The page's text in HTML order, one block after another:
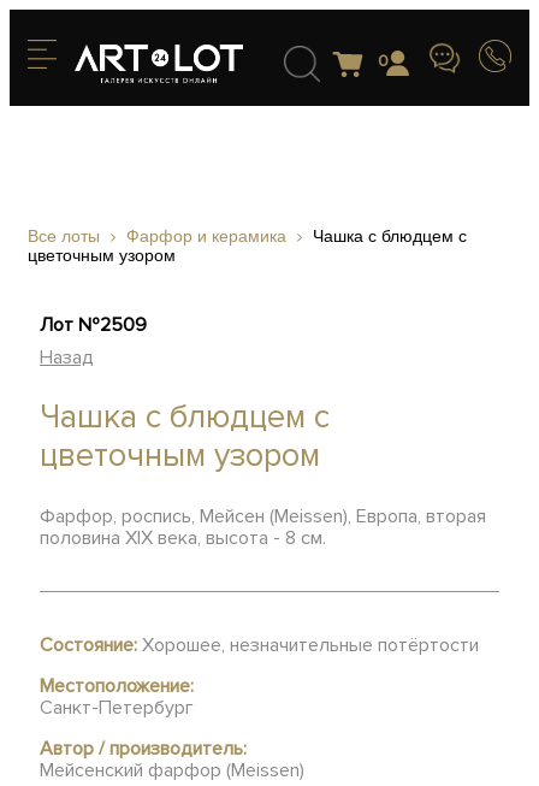
0
Все лоты Фарфор и керамика
Чашка с блюдцем с
цветочным узором
Лот №2509
Назад
Чашка с блюдцем с
цветочным узором
Фарфор, роспись, Мейсен (Meissen), Европа, вторая
половина XIX века, высота - 8 см.
Состояние: Хорошее, незначительные потёртости
Местоположение:
Санкт-Петербург
Автор / производитель:
Мейсенский фарфор (Meissen)